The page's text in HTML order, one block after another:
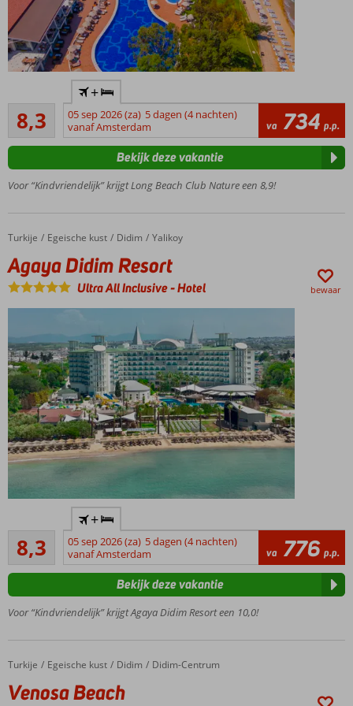
Moderne
Luxe
clubkamers
en -suites
zwembad
spetterend
aquapark
Uitgebreid
Ultra All
Inclusive
dat wordt
smullen!
8,3Zeer goed
38
beoordelingen
+
05 sep 2026 (za) 5 dagen (4 nachten)
vanaf Amsterdam
va 734 p.p.
Voor “Kindvriendelijk” krijgt Long Beach Club Nature een 8,9!
Bekijk deze vakantie
Home
Turkije Egeische kust Didim Yalikoy
Agaya Didim Resort
Agaya Didim Resort
Ultra All Inclusive-Hotel bewaar
Direct aan
privéstrand
Op
slechts 4
van
Yalikoy
Wellnessfaciliteiten
broodnodige
ontspanning!
8,3
Zeer goed
3
beoordelingen
+
05 sep 2026 (za) 5 dagen (4 nachten)
vanaf Amsterdam
va 776 p.p.
Voor “Kindvriendelijk” krijgt Agaya Didim Resort een 10,0!
Bekijk deze vakantie
Home
Turkije Egeische kust Didim Didim-Centrum
Venosa Beach
Venosa Beach